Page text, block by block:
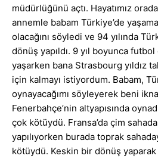
müdürlüğünü açtı. Hayatımız
annemle babam Türkiye’de
olacağını söyledi ve 94 yılında
dönüş yapıldı. 9 yıl boyunca futbol
yaşarken bana Strasbourg yıldız
için kalmayı istiyordum. Babam,
oynayacağımı söyleyerek beni
Fenerbahçe’nin altyapısında
çok kötüydü. Fransa’da çim
yapılıyorken burada toprak
kötüydü. Keskin bir dönüş